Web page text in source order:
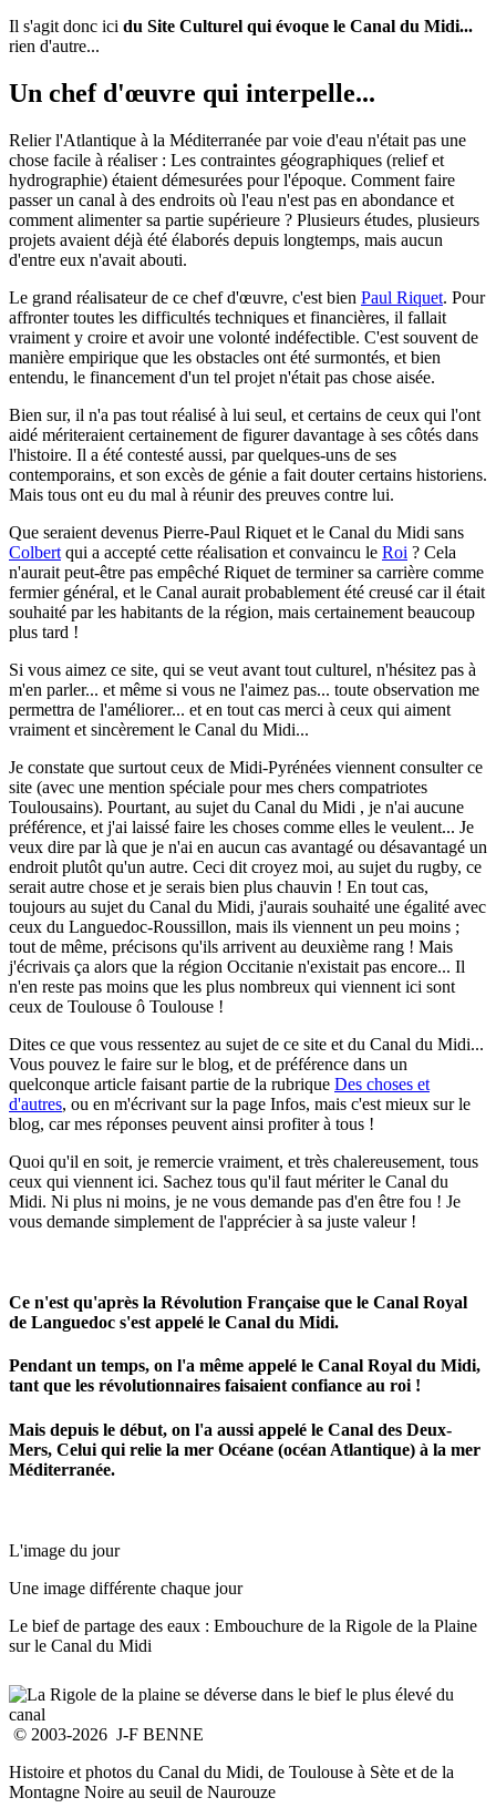
Il s'agit donc ici du Site Culturel qui évoque le Canal du Midi...
rien d'autre...
Un chef d'œuvre qui interpelle...
Relier l'Atlantique à la Méditerranée par voie d'eau n'était pas une
chose facile à réaliser : Les contraintes géographiques (relief et
hydrographie) étaient démesurées pour l'époque. Comment faire
passer un canal à des endroits où l'eau n'est pas en abondance et
comment alimenter sa partie supérieure ? Plusieurs études, plusieurs
projets avaient déjà été élaborés depuis longtemps, mais aucun
d'entre eux n'avait abouti.
Le grand réalisateur de ce chef d'œuvre, c'est bien Paul Riquet. Pour
affronter toutes les difficultés techniques et financières, il fallait
vraiment y croire et avoir une volonté indéfectible. C'est souvent de
manière empirique que les obstacles ont été surmontés, et bien
entendu, le financement d'un tel projet n'était pas chose aisée.
Bien sur, il n'a pas tout réalisé à lui seul, et certains de ceux qui l'ont
aidé mériteraient certainement de figurer davantage à ses côtés dans
l'histoire. Il a été contesté aussi, par quelques-uns de ses
contemporains, et son excès de génie a fait douter certains historiens.
Mais tous ont eu du mal à réunir des preuves contre lui.
Que seraient devenus Pierre-Paul Riquet et le Canal du Midi sans
Colbert qui a accepté cette réalisation et convaincu le Roi ? Cela
n'aurait peut-être pas empêché Riquet de terminer sa carrière comme
fermier général, et le Canal aurait probablement été creusé car il était
souhaité par les habitants de la région, mais certainement beaucoup
plus tard !
Si vous aimez ce site, qui se veut avant tout culturel, n'hésitez pas à
m'en parler... et même si vous ne l'aimez pas... toute observation me
permettra de l'améliorer... et en tout cas merci à ceux qui aiment
vraiment et sincèrement le Canal du Midi...
Je constate que surtout ceux de Midi-Pyrénées viennent consulter ce
site (avec une mention spéciale pour mes chers compatriotes
Toulousains). Pourtant, au sujet du Canal du Midi , je n'ai aucune
préférence, et j'ai laissé faire les choses comme elles le veulent... Je
veux dire par là que je n'ai en aucun cas avantagé ou désavantagé un
endroit plutôt qu'un autre. Ceci dit croyez moi, au sujet du rugby, ce
serait autre chose et je serais bien plus chauvin ! En tout cas,
toujours au sujet du Canal du Midi, j'aurais souhaité une égalité avec
ceux du Languedoc-Roussillon, mais ils viennent un peu moins ;
tout de même, précisons qu'ils arrivent au deuxième rang ! Mais
j'écrivais ça alors que la région Occitanie n'existait pas encore... Il
n'en reste pas moins que les plus nombreux qui viennent ici sont
ceux de Toulouse ô Toulouse !
Dites ce que vous ressentez au sujet de ce site et du Canal du Midi...
Vous pouvez le faire sur le blog, et de préférence dans un
quelconque article faisant partie de la rubrique Des choses et
d'autres, ou en m'écrivant sur la page Infos, mais c'est mieux sur le
blog, car mes réponses peuvent ainsi profiter à tous !
Quoi qu'il en soit, je remercie vraiment, et très chalereusement, tous
ceux qui viennent ici. Sachez tous qu'il faut mériter le Canal du
Midi. Ni plus ni moins, je ne vous demande pas d'en être fou ! Je
vous demande simplement de l'apprécier à sa juste valeur !
Ce n'est qu'après la Révolution Française que le Canal Royal
de Languedoc s'est appelé le Canal du Midi.
Pendant un temps, on l'a même appelé le Canal Royal du Midi,
tant que les révolutionnaires faisaient confiance au roi !
Mais depuis le début, on l'a aussi appelé le Canal des Deux-
Mers, Celui qui relie la mer Océane (océan Atlantique) à la mer
Méditerranée.
L'image du jour
Une image différente chaque jour
Le bief de partage des eaux : Embouchure de la Rigole de la Plaine
sur le Canal du Midi
© 2003-2026 J-F BENNE
Histoire et photos du Canal du Midi, de Toulouse à Sète et de la
Montagne Noire au seuil de Naurouze